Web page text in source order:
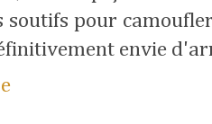
soutifs pour
envie